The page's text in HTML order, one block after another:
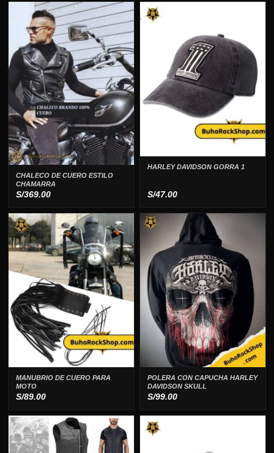
CHALECO DE CUERO ESTILO
CHAMARRA
S/369.00
HARLEY DAVIDSON GORRA 1
S/47.00
MANUBRIO DE CUERO PARA
MOTO
S/89.00
POLERA CON CAPUCHA HARLEY
DAVIDSON SKULL
S/99.00